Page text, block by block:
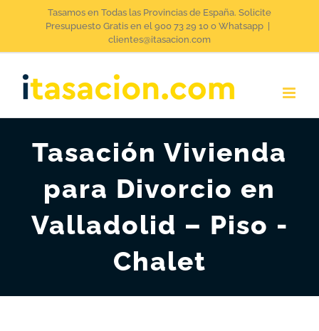
Tasamos en Todas las Provincias de España. Solicite
Presupuesto Gratis en el 900 73 29 10 o Whatsapp
clientes@itasacion.com
Tasación Vivienda
para Divorcio en
Valladolid – Piso -
Chalet